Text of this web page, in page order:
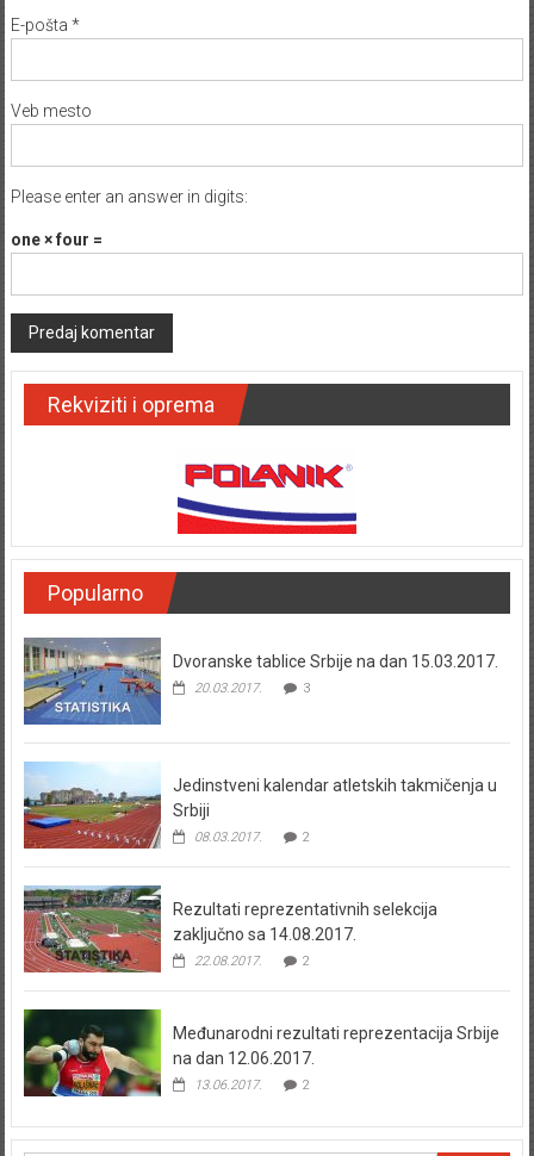
E-pošta *
Veb mesto
Please enter an answer in digits:
one × four =
Rekviziti i oprema
Popularno
Dvoranske tablice Srbije na dan 15.03.2017.
20.03.2017. 3
Jedinstveni kalendar atletskih takmičenja u
Srbiji
08.03.2017. 2
Rezultati reprezentativnih selekcija
zaključno sa 14.08.2017.
22.08.2017. 2
Međunarodni rezultati reprezentacija Srbije
na dan 12.06.2017.
13.06.2017. 2